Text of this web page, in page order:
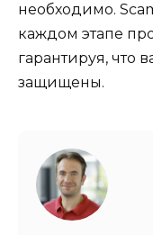
необходимо.
каждом этапе
гарантируя, что
защищены.